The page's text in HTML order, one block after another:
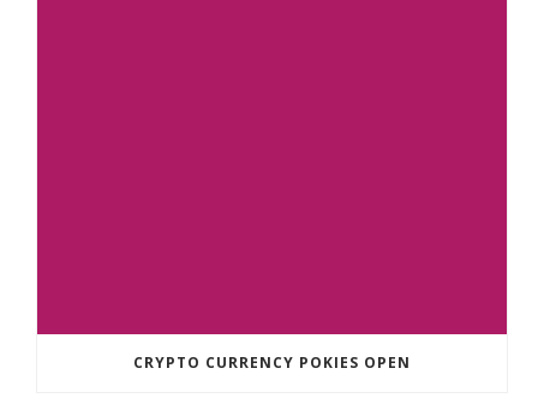
CRYPTO CURRENCY POKIES OPEN